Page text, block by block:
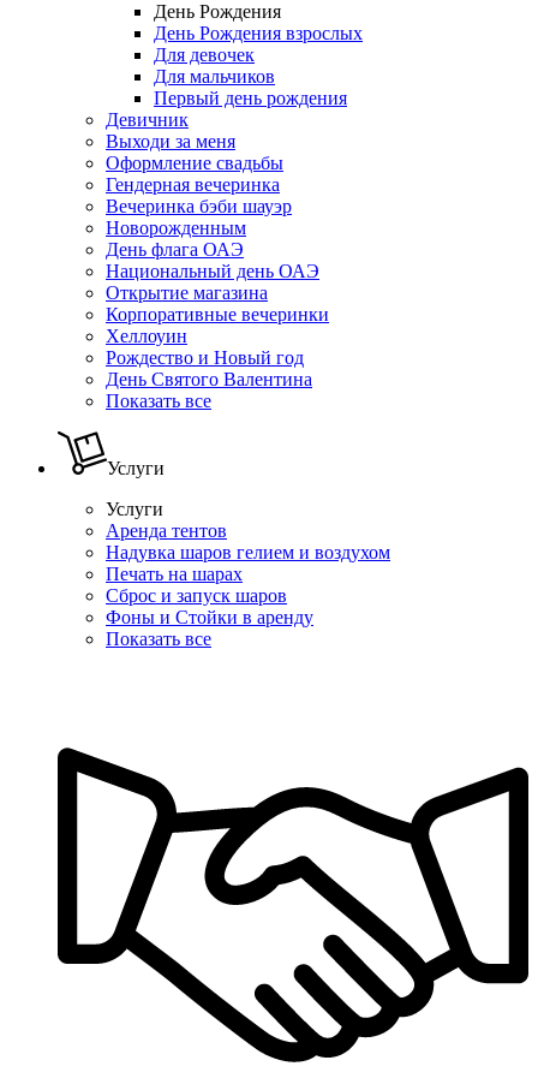
День Рождения
День Рождения взрослых
Для девочек
Для мальчиков
Первый день рождения
Девичник
Выходи за меня
Оформление свадьбы
Гендерная вечеринка
Вечеринка бэби шауэр
Новорожденным
День флага ОАЭ
Национальный день ОАЭ
Открытие магазина
Корпоративные вечеринки
Хеллоуин
Рождество и Новый год
День Святого Валентина
Показать все
Услуги
Услуги
Аренда тентов
Надувка шаров гелием и воздухом
Печать на шарах
Сброс и запуск шаров
Фоны и Стойки в аренду
Показать все